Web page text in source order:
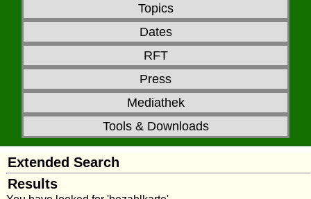
Topics
Dates
RFT
Press
Mediathek
Tools & Downloads
Extended Search
Results